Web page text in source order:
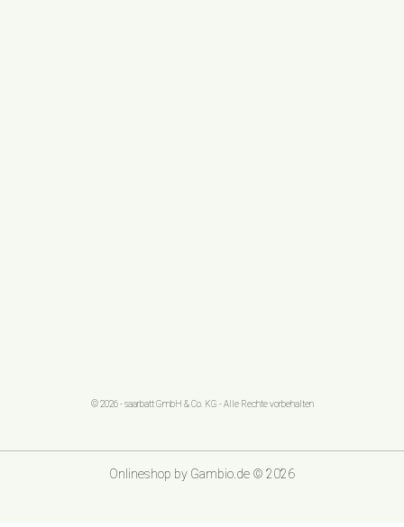
© 2026 - saarbatt GmbH & Co. KG - Alle Rechte vorbehalten
Onlineshop by Gambio.de © 2026